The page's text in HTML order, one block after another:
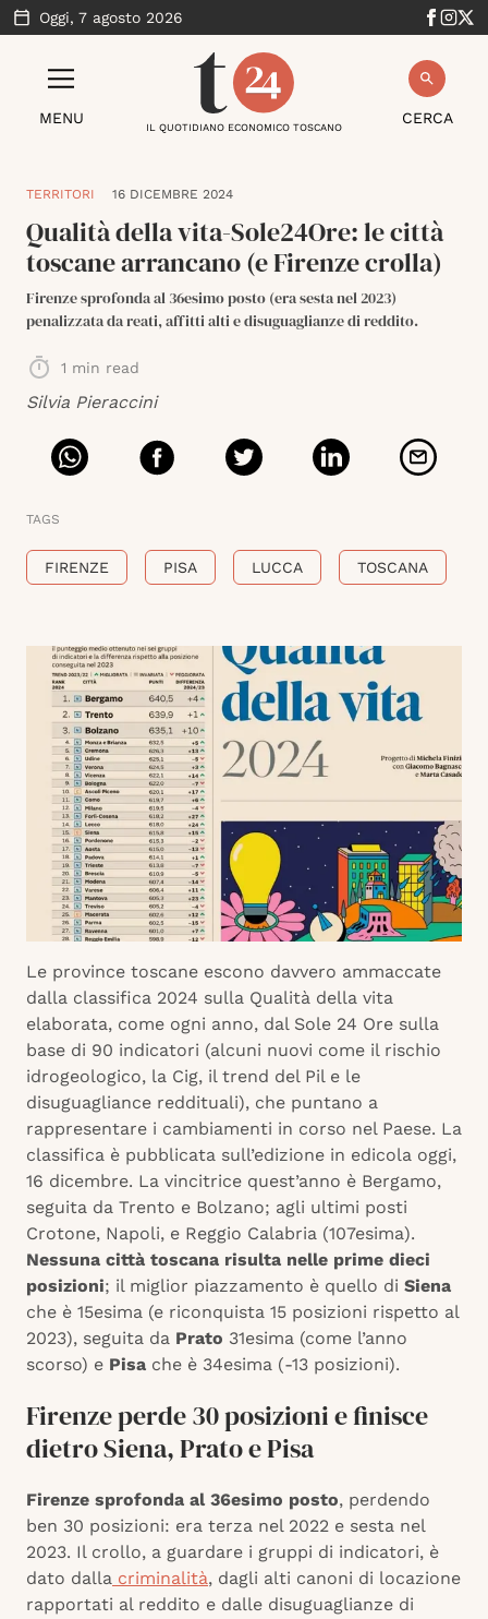
Oggi, 7 agosto 2026
MENU CERCA
IL QUOTIDIANO ECONOMICO TOSCANO
TERRITORI 16 DICEMBRE 2024
Qualità della vita-Sole24Ore: le città
toscane arrancano (e Firenze crolla)
Firenze sprofonda al 36esimo posto (era sesta nel 2023)
penalizzata da reati, affitti alti e disuguaglianze di reddito.
1 min read
Silvia Pieraccini
TAGS
FIRENZE PISA LUCCA TOSCANA
Le province toscane escono davvero ammaccate
dalla classifica 2024 sulla Qualità della vita
elaborata, come ogni anno, dal Sole 24 Ore sulla
base di 90 indicatori (alcuni nuovi come il rischio
idrogeologico, la Cig, il trend del Pil e le
disuguagliance reddituali), che puntano a
rappresentare i cambiamenti in corso nel Paese. La
classifica è pubblicata sull’edizione in edicola oggi,
16 dicembre. La vincitrice quest’anno è Bergamo,
seguita da Trento e Bolzano; agli ultimi posti
Crotone, Napoli, e Reggio Calabria (107esima).
Nessuna città toscana risulta nelle prime dieci
posizioni; il miglior piazzamento è quello di Siena
che è 15esima (e riconquista 15 posizioni rispetto al
2023), seguita da Prato 31esima (come l’anno
scorso) e Pisa che è 34esima (-13 posizioni).
Firenze perde 30 posizioni e finisce
dietro Siena, Prato e Pisa
Firenze sprofonda al 36esimo posto, perdendo
ben 30 posizioni: era terza nel 2022 e sesta nel
2023. Il crollo, a guardare i gruppi di indicatori, è
dato dalla criminalità, dagli alti canoni di locazione
rapportati al reddito e dalle disuguaglianze di